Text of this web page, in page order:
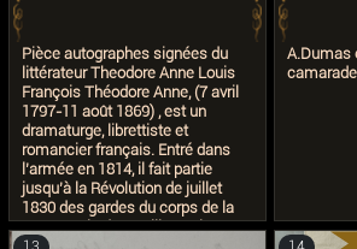
Pièce autographes signées du
littérateur Theodore Anne Louis
François Théodore Anne, (7 avril
1797-11 août 1869) , est un
dramaturge, librettiste et
romancier français. Entré dans
l’armée en 1814, il fait partie
jusqu’à la Révolution de juillet
1830 des gardes du corps de la
compagnie de Noailles puis,
A.Dumas